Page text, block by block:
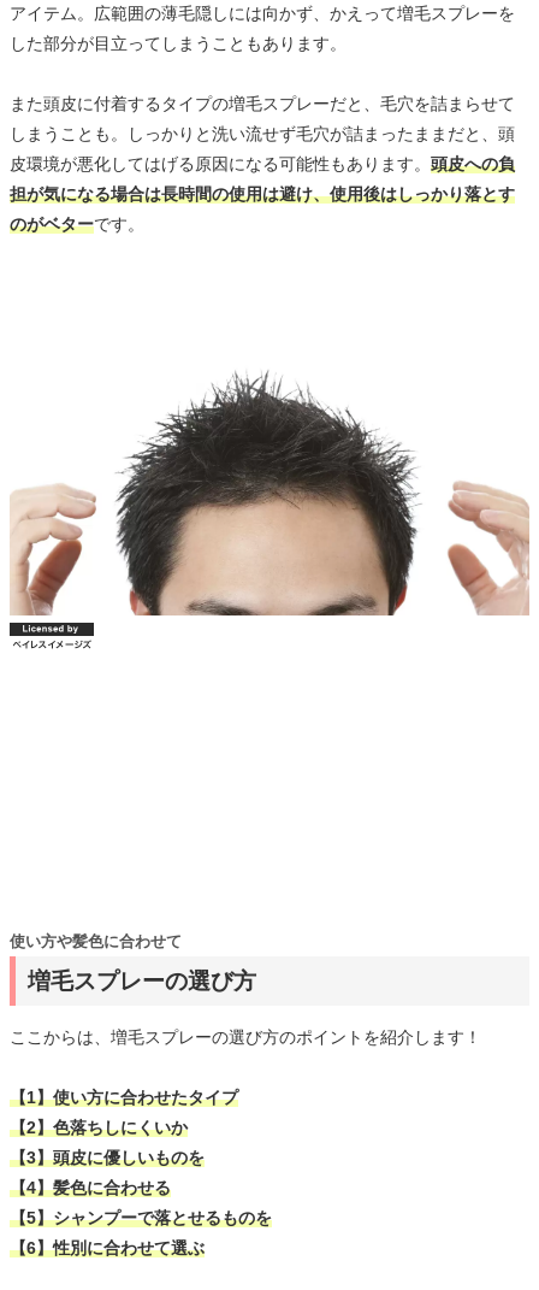
アイテム。広範囲の薄毛隠しには向かず、かえって増毛スプレーを
した部分が目立ってしまうこともあります。
また頭皮に付着するタイプの増毛スプレーだと、毛穴を詰まらせて
しまうことも。しっかりと洗い流せず毛穴が詰まったままだと、頭
皮環境が悪化してはげる原因になる可能性もあります。 頭皮への負
担が気になる場合は長時間の使用は避け、使用後はしっかり落とす
のがベターです。
増毛スプレーの選び方
使い方や髪色に合わせて
ここからは、増毛スプレーの選び方のポイントを紹介します！
【1】使い方に合わせたタイプ
【2】色落ちしにくいか
【3】頭皮に優しいものを
【4】髪色に合わせる
【5】シャンプーで落とせるものを
【6】性別に合わせて選ぶ